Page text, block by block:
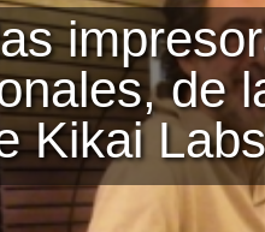
de
Kikai Labs